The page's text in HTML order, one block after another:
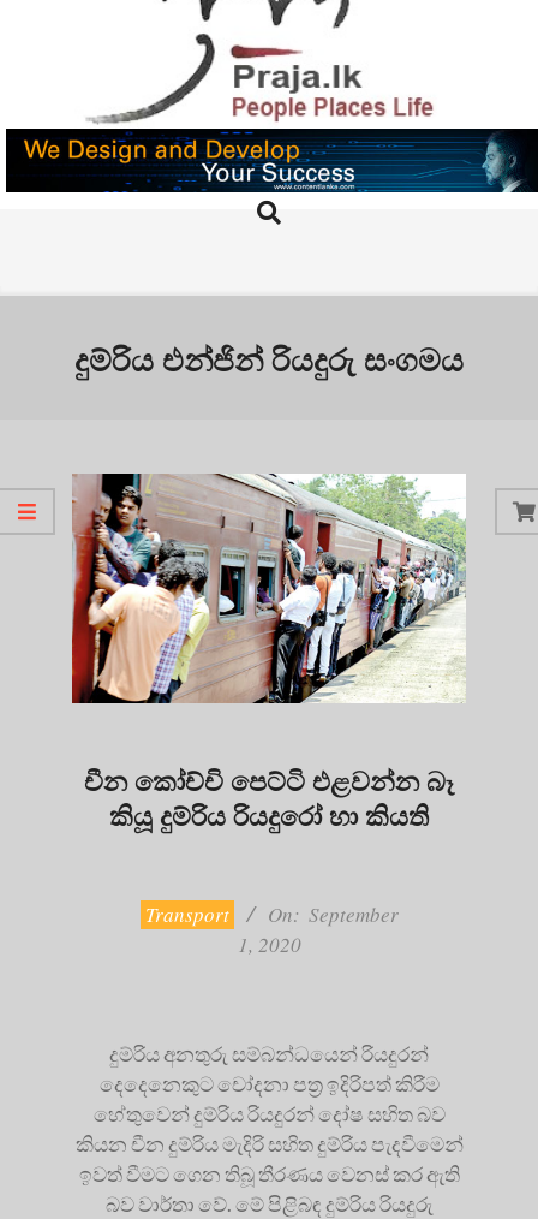
PRAJA.LK
Search
දුම්රිය එන්ජින් රියදුරු සංගමය
චීන කෝච්චි පෙට්ටි එළවන්න බෑ
කියූ දුම්රිය රියදුරෝ හා කියති
Transport On: September
1, 2020
දුම්රිය අනතුරු සම්බන්ධයෙන් රියදුරන්
දෙදෙනෙකුට චෝදනා පත්‍ර ඉදිරිපත් කිරීම
හේතුවෙන් දුම්රිය රියදුරන් දෝෂ සහිත බව
කියන චීන දුම්රිය මැදිරි සහිත දුම්රිය පැදවීමෙන්
ඉවත් වීමට ගෙන තිබූ තීරණය වෙනස් කර ඇති
බව වාර්තා වේ. මේ පිළිබඳ දුම්රිය රියදුරු